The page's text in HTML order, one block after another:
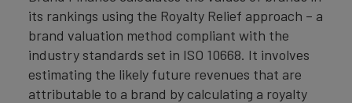
its rankings using the Royalty Relief approach – a
brand valuation method compliant with the
industry standards set in ISO 10668. It involves
estimating the likely future revenues that are
attributable to a brand by calculating a royalty